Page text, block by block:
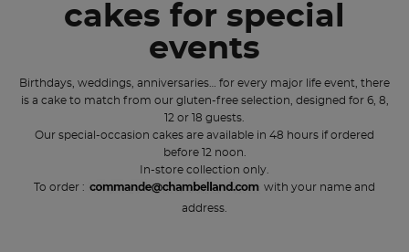
cakes for special
events
Birthdays, weddings, anniversaries… for every major life event, there
is a cake to match from our gluten-free selection, designed for 6, 8,
12 or 18 guests.
Our special-occasion cakes are available in 48 hours if ordered
before 12 noon.
In-store collection only.
To order :
with your name and
address.